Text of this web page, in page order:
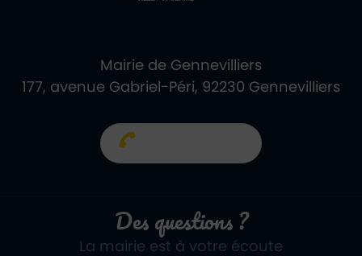
Mairie de Gennevilliers
177, avenue Gabriel-Péri, 92230 Gennevilliers
Des questions ?
La mairie est à votre écoute